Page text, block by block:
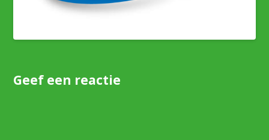
Geef een reactie